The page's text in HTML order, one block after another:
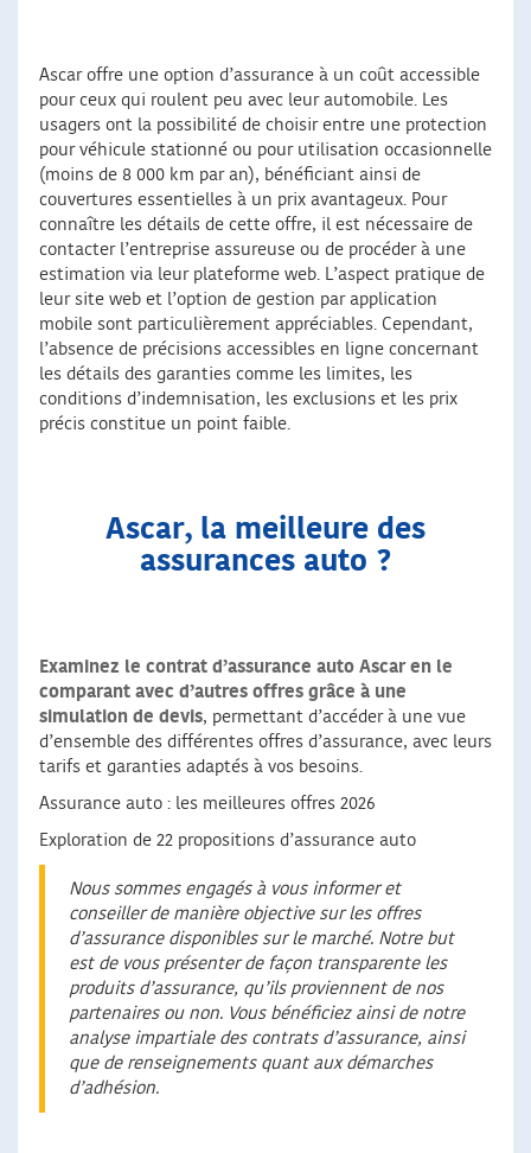
Ascar offre une option d’assurance à un coût accessible
pour ceux qui roulent peu avec leur automobile. Les
usagers ont la possibilité de choisir entre une protection
pour véhicule stationné ou pour utilisation occasionnelle
(moins de 8 000 km par an), bénéficiant ainsi de
couvertures essentielles à un prix avantageux. Pour
connaître les détails de cette offre, il est nécessaire de
contacter l’entreprise assureuse ou de procéder à une
estimation via leur plateforme web. L’aspect pratique de
leur site web et l’option de gestion par application
mobile sont particulièrement appréciables. Cependant,
l’absence de précisions accessibles en ligne concernant
les détails des garanties comme les limites, les
conditions d’indemnisation, les exclusions et les prix
précis constitue un point faible.
Ascar, la meilleure des
assurances auto ?
Examinez le contrat d’assurance auto Ascar en le
comparant avec d’autres offres grâce à une
simulation de devis, permettant d’accéder à une vue
d’ensemble des différentes offres d’assurance, avec leurs
tarifs et garanties adaptés à vos besoins.
Assurance auto : les meilleures offres 2026
Exploration de 22 propositions d’assurance auto
Nous sommes engagés à vous informer et
conseiller de manière objective sur les offres
d’assurance disponibles sur le marché. Notre but
est de vous présenter de façon transparente les
produits d’assurance, qu’ils proviennent de nos
partenaires ou non. Vous bénéficiez ainsi de notre
analyse impartiale des contrats d’assurance, ainsi
que de renseignements quant aux démarches
d’adhésion.